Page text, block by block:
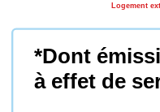
Logement
*Dont
à effet de